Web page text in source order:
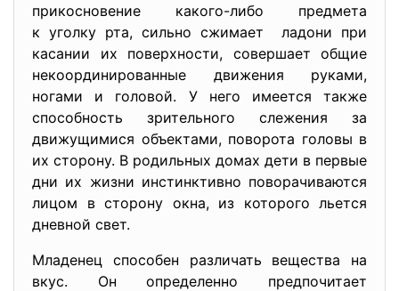
прикосновение какого-либо предмета
к уголку рта, сильно сжимает ладони при
касании их поверхности, совершает общие
некоординированные движения руками,
ногами и головой. У него имеется также
способность зрительного слежения за
движущимися объектами, поворота головы в
их сторону. В родильных домах дети в первые
дни их жизни инстинктивно поворачиваются
лицом в сторону окна, из которого льется
дневной свет.
Младенец способен различать вещества на
вкус. Он определенно предпочитает